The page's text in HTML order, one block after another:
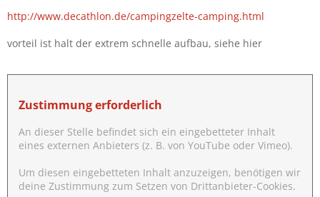
http://www.decathlon.de/campingzelte-camping.html
vorteil ist halt der extrem schnelle aufbau, siehe hier
Zustimmung erforderlich
An dieser Stelle befindet sich ein eingebetteter Inhalt
eines externen Anbieters (z. B. von YouTube oder Vimeo).
Um diesen eingebetteten Inhalt anzuzeigen, benötigen wir
deine Zustimmung zum Setzen von Drittanbieter-Cookies.